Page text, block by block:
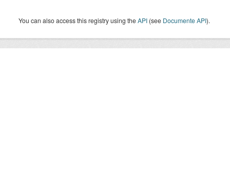
You can also access this registry using theAPI (see Documente API).